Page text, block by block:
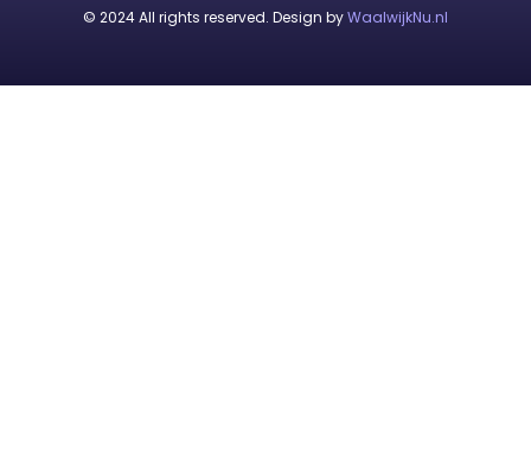
© 2024 All rights reserved. Design byWaalwijkNu.nl